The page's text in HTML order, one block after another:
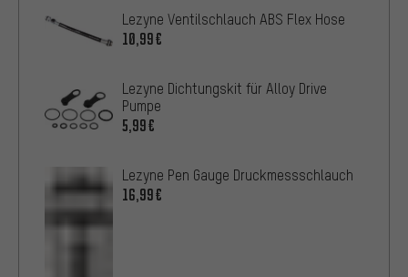
Lezyne Ventilschlauch ABS Flex Hose
10,99€
Lezyne Dichtungskit für Alloy Drive
Pumpe
5,99€
Lezyne Pen Gauge Druckmessschlauch
16,99€